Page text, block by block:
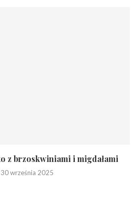
z brzoskwiniami i migdałami
30 września 2025